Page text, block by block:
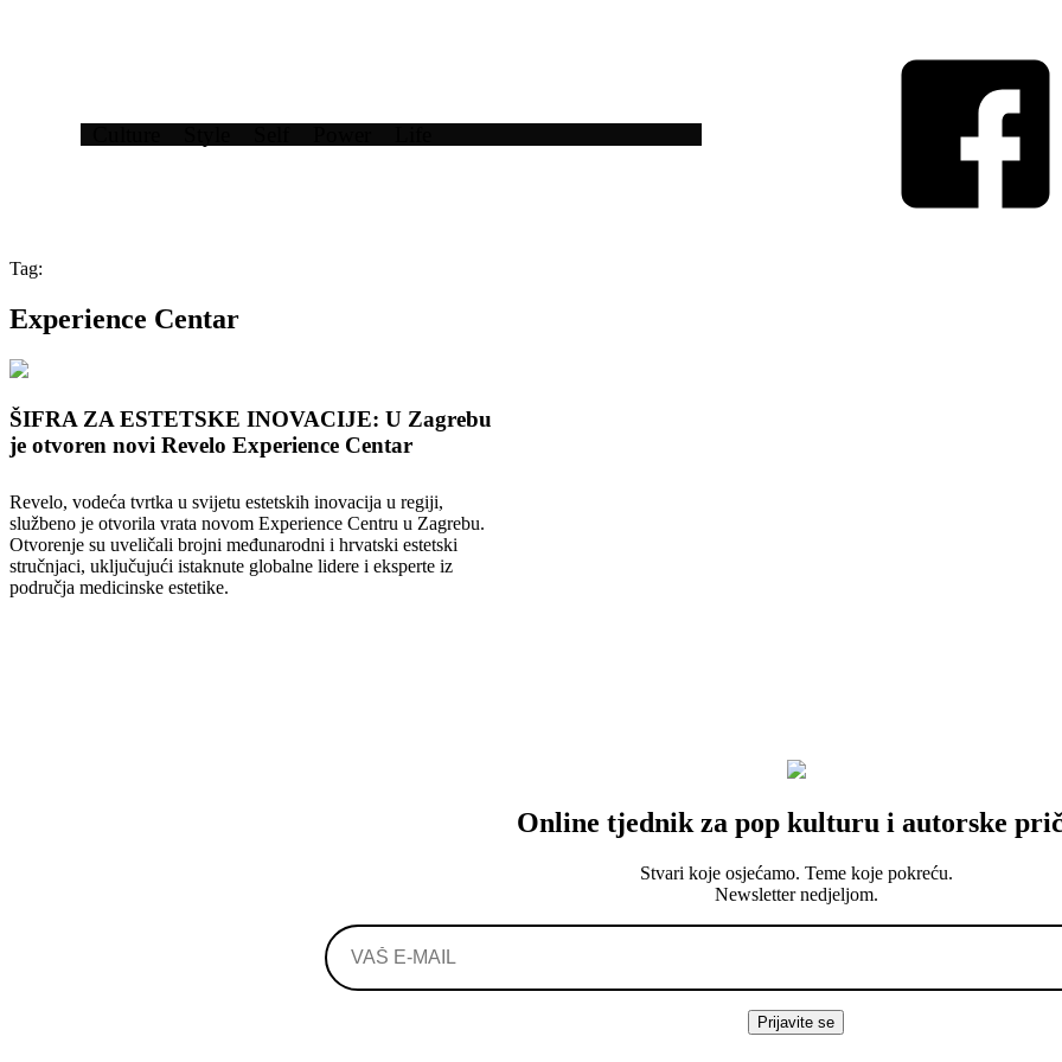
Tag:
Experience Centar
ŠIFRA ZA ESTETSKE INOVACIJE: U Zagrebu
je otvoren novi Revelo Experience Centar
Revelo, vodeća tvrtka u svijetu estetskih inovacija u regiji,
službeno je otvorila vrata novom Experience Centru u Zagrebu.
Otvorenje su uveličali brojni međunarodni i hrvatski estetski
stručnjaci, uključujući istaknute globalne lidere i eksperte iz
područja medicinske estetike.
Online tjednik za pop kulturu i autorske
Stvari koje osjećamo. Teme koje pokreću.
Newsletter nedjeljom.